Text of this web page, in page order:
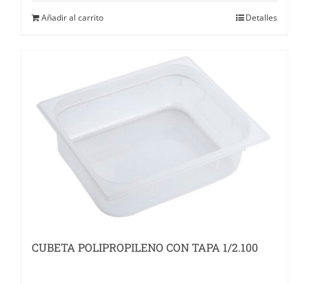
Añadir al carrito Detalles
CUBETA POLIPROPILENO CON TAPA 1/2.100